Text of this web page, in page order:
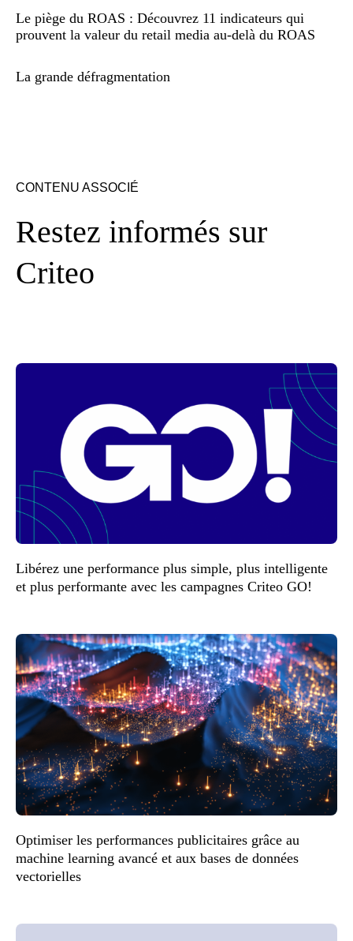
Le piège du ROAS : Découvrez 11 indicateurs qui
prouvent la valeur du retail media au-delà du ROAS
La grande défragmentation
CONTENU ASSOCIÉ
Restez informés sur
Criteo
Libérez une performance plus simple, plus intelligente
et plus performante avec les campagnes Criteo GO!
Optimiser les performances publicitaires grâce au
machine learning avancé et aux bases de données
vectorielles